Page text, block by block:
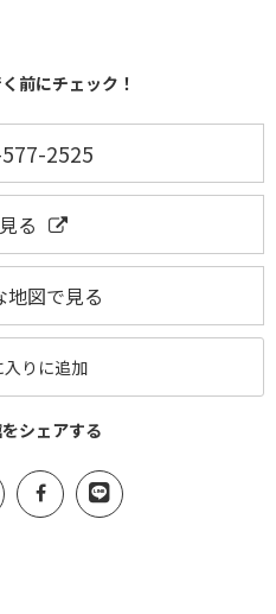
前にチェック！
2525
る
地図で見る
入りに追加
シェアする